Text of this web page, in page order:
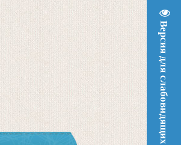
Версия для слабовидящих